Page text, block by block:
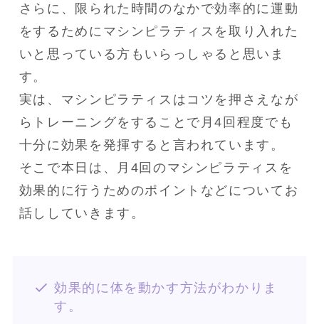
さらに、限られた時間のなかで効率的に運動
をするためにマシンピラティスを取り入れた
いと思っている方もいらっしゃると思いま
す。
実は、マシンピラティスはコツを押さえなが
らトレーニングをすることで月4回程度でも
十分に効果を発揮すると言われています。
そこで本日は、月4回のマシンピラティスを
効果的に行うためのポイントなどについてお
話ししていきます。
効果的に体を動かす方法がわかりま
す。